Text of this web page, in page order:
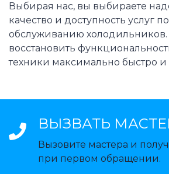
Выбирая нас, вы выбираете
качество и доступность услуг
обслуживанию
восстановить
техники максимально быстро
ВЫЗВАТЬ
Вызовите мастера и
при первом обращении.